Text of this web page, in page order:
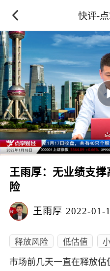
快评-
王雨厚：无业绩支
险
王雨厚 2022-01-
释放风险 低估值
市场前几天一直在释放